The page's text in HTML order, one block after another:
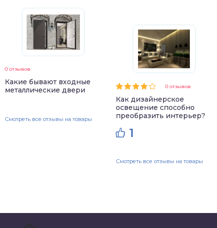
0 отзывов
Какие бывают входные
металлические двери
Смотреть все отзывы на товары
0 отзывов
Как дизайнерское
освещение способно
преобразить интерьер?
1
Смотреть все отзывы на товары